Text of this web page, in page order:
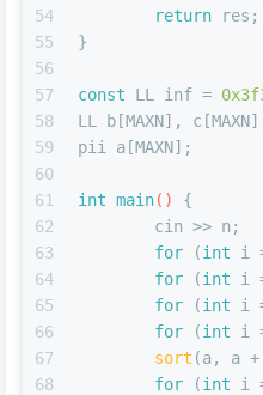
54
55
56
57
58
59
60
61
62
63
64
65
66
67
68
return res;
}
const LL inf =
LL b[MAXN],
pii a[MAXN];
int main()
{
	cin >> n;
for (int i
for (int i
for (int i
for (int i
sort (a, a
for (int i